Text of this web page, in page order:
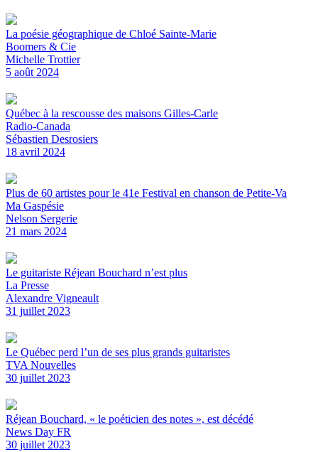
La poésie géographique de Chloé Sainte-Marie
Boomers & Cie
Michelle Trottier
5 août 2024
Québec à la rescousse des maisons Gilles-Carle
Radio-Canada
Sébastien Desrosiers
18 avril 2024
Plus de 60 artistes pour le 41e Festival en chanson de Petite-Va
Ma Gaspésie
Nelson Sergerie
21 mars 2024
Le guitariste Réjean Bouchard n’est plus
La Presse
Alexandre Vigneault
31 juillet 2023
Le Québec perd l’un de ses plus grands guitaristes
TVA Nouvelles
30 juillet 2023
Réjean Bouchard, « le poéticien des notes », est décédé
News Day FR
30 juillet 2023